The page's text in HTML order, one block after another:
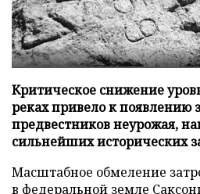
Критическое снижение
реках привело к появлению
предвестников неурожая,
сильнейших исторических
Масштабное обмеление
в федеральной земле